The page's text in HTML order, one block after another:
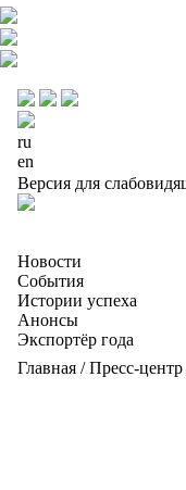
ru
en
Версия для
Новости
События
Истории успеха
Анонсы
Экспортёр года
Главная /Пресс-центр